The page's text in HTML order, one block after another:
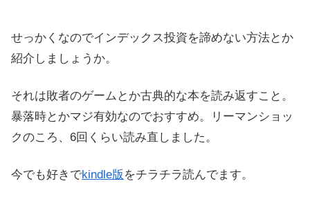
せっかくなのでインデックス投資を諦めない方法とか
紹介しましょうか。
それは敗者のゲームとか古典的な本を読み返すこと。
暴落時とかマジ有効なのでおすすめ。リーマンショッ
クのころ、6回くらい読み直しました。
今でも好きでkindle版 をチラチラ読んでます。